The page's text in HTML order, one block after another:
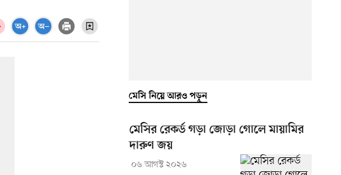
মেসি নিয়ে আরও পড়ুন
মেসির রেকর্ড গড়া জোড়া গোলে মায়ামির
দারুণ জয়
০৬ আগস্ট ২০২৬